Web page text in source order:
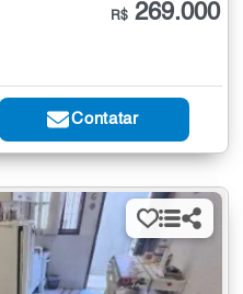
R$ 269.000
Contatar